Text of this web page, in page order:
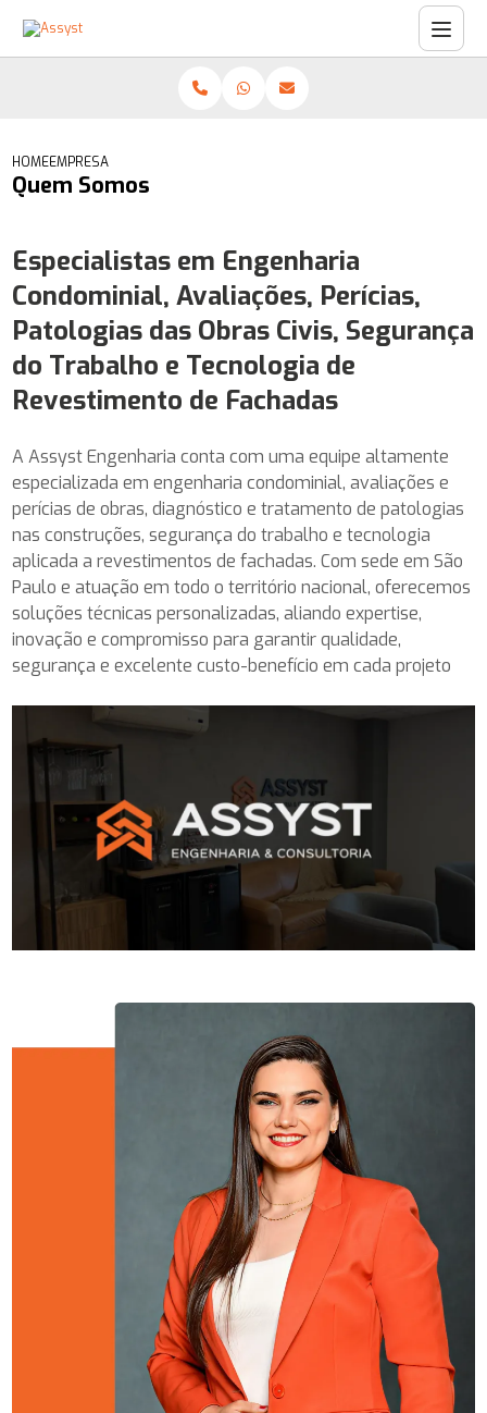
HOMEEMPRESA
Quem Somos
Especialistas em Engenharia
Condominial, Avaliações, Perícias,
Patologias das Obras Civis, Segurança
do Trabalho e Tecnologia de
Revestimento de Fachadas
A Assyst Engenharia conta com uma equipe altamente
especializada em engenharia condominial, avaliações e
perícias de obras, diagnóstico e tratamento de patologias
nas construções, segurança do trabalho e tecnologia
aplicada a revestimentos de fachadas. Com sede em São
Paulo e atuação em todo o território nacional, oferecemos
soluções técnicas personalizadas, aliando expertise,
inovação e compromisso para garantir qualidade,
segurança e excelente custo-benefício em cada projeto